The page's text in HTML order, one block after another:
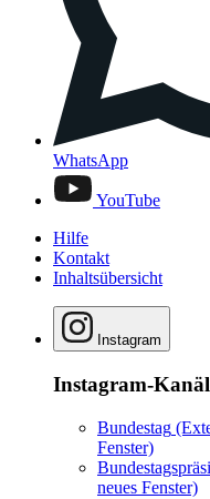
WhatsApp
YouTube
Hilfe
Kontakt
Inhaltsübersicht
Instagram
Instagram-
Bundestag
Fenster)
neues Fenster)